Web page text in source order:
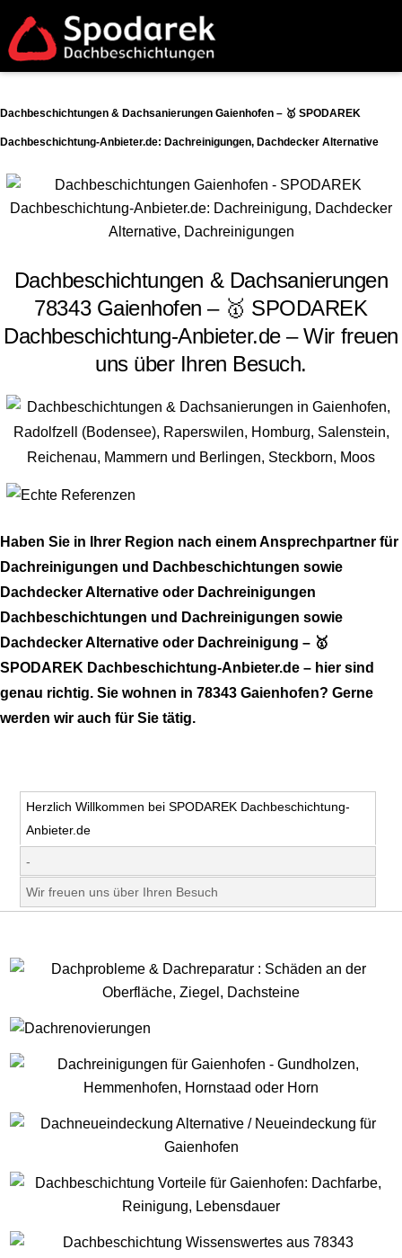
Dachbeschichtungen & Dachsanierungen Gaienhofen – 🥇 SPODAREK
Dachbeschichtung-Anbieter.de: Dachreinigungen, Dachdecker Alternative
Dachbeschichtungen & Dachsanierungen
78343 Gaienhofen – 🥇 SPODAREK
Dachbeschichtung-Anbieter.de – Wir freuen
uns über Ihren Besuch.
Haben Sie in Ihrer Region nach einem Ansprechpartner für
Dachreinigungen und Dachbeschichtungen sowie
Dachdecker Alternative oder Dachreinigungen
Dachbeschichtungen und Dachreinigungen sowie
Dachdecker Alternative oder Dachreinigung – 🥇
SPODAREK Dachbeschichtung-Anbieter.de – hier sind
genau richtig. Sie wohnen in 78343 Gaienhofen? Gerne
werden wir auch für Sie tätig.
Herzlich Willkommen bei SPODAREK Dachbeschichtung-
Anbieter.de
-
Wir freuen uns über Ihren Besuch